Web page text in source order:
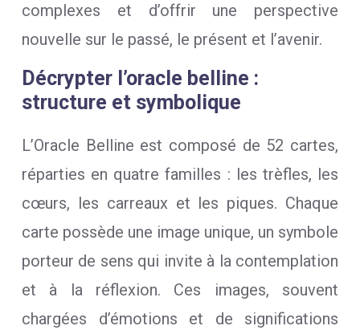
complexes et d’offrir une perspective
nouvelle sur le passé, le présent et l’avenir.
Décrypter l’oracle belline :
structure et symbolique
L’Oracle Belline est composé de 52 cartes,
réparties en quatre familles : les trèfles, les
cœurs, les carreaux et les piques. Chaque
carte possède une image unique, un symbole
porteur de sens qui invite à la contemplation
et à la réflexion. Ces images, souvent
chargées d’émotions et de significations